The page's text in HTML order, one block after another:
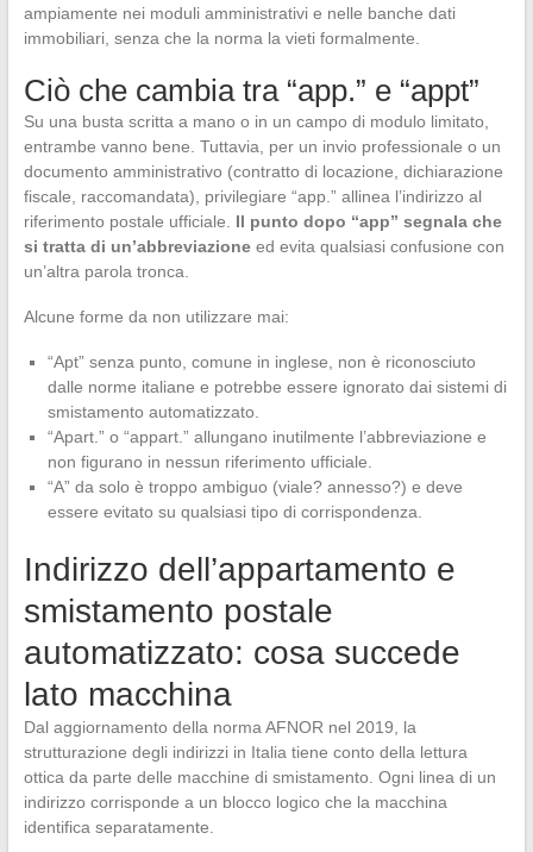
ampiamente nei moduli amministrativi e nelle banche dati
immobiliari, senza che la norma la vieti formalmente.
Ciò che cambia tra “app.” e “appt”
Su una busta scritta a mano o in un campo di modulo limitato,
entrambe vanno bene. Tuttavia, per un invio professionale o un
documento amministrativo (contratto di locazione, dichiarazione
fiscale, raccomandata), privilegiare “app.” allinea l’indirizzo al
riferimento postale ufficiale. Il punto dopo “app” segnala che
si tratta di un’abbreviazioneed evita qualsiasi confusione con
un’altra parola tronca.
Alcune forme da non utilizzare mai:
“Apt” senza punto, comune in inglese, non è riconosciuto
dalle norme italiane e potrebbe essere ignorato dai sistemi di
smistamento automatizzato.
“Apart.” o “appart.” allungano inutilmente l’abbreviazione e
non figurano in nessun riferimento ufficiale.
“A” da solo è troppo ambiguo (viale? annesso?) e deve
essere evitato su qualsiasi tipo di corrispondenza.
Indirizzo dell’appartamento e
smistamento postale
automatizzato: cosa succede
lato macchina
Dal aggiornamento della norma AFNOR nel 2019, la
strutturazione degli indirizzi in Italia tiene conto della lettura
ottica da parte delle macchine di smistamento. Ogni linea di un
indirizzo corrisponde a un blocco logico che la macchina
identifica separatamente.